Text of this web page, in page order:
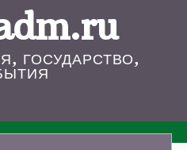
ГОСУДАРСТВО,